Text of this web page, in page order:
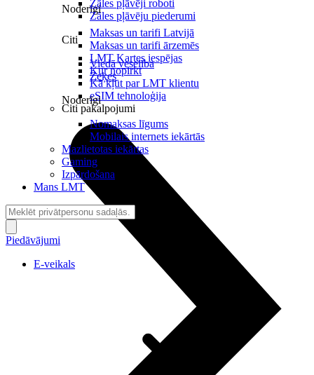
Noderīgi
Maksas un tarifi Latvijā
Maksas un tarifi ārzemēs
LMT Kartes iespējas
Kur nopirkt
Kā kļūt par LMT klientu
eSIM tehnoloģija
Citi pakalpojumi
Zāles pļāvēji roboti
Zāles pļāvēju piederumi
Citi
Viedā veselība
Zeķes
Noderīgi
Nomaksas līgums
Mobilais internets iekārtās
Mazlietotas iekārtas
Gaming
Izpārdošana
Mans LMT
Piedāvājumi
E-veikals